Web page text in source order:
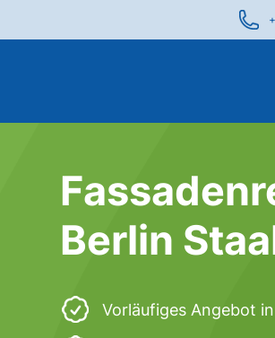
Berlin
Vorläufiges Angebot